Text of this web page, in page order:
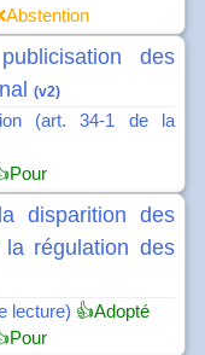
des
(v2)
(art. 34-1 de la
disparition des
régulation des
lecture) 👍Adopté